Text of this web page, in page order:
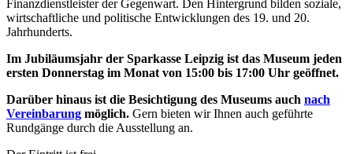
Finanzdienstleister der Gegenwart. Den Hintergrund bilden soziale,
wirtschaftliche und politische Entwicklungen des 19. und 20.
Jahrhunderts.
Im Jubiläumsjahr der Sparkasse Leipzig ist das Museum jeden
ersten Donnerstag im Monat von 15:00 bis 17:00 Uhr geöffnet.
Darüber hinaus ist die Besichtigung des Museums auch nach
Vereinbarung möglich. Gern bieten wir Ihnen auch geführte
Rundgänge durch die Ausstellung an.